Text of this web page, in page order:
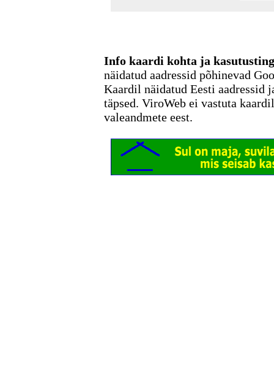
Info kaardi kohta ja
näidatud aadressid põhinevad
Kaardil näidatud Eesti aadressid
täpsed. ViroWeb ei vastuta
valeandmete eest.